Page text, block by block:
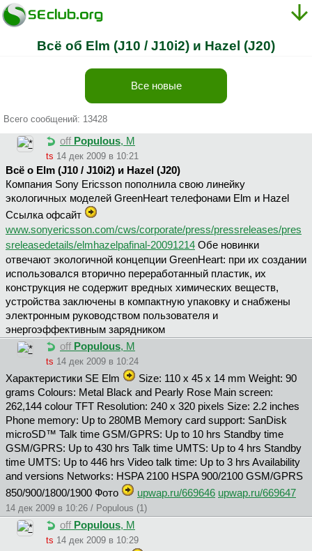
Всё об Elm (J10 / J10i2) и Hazel (J20)
Все новые
Всего сообщений: 13428
off Populous, М
ts 14 дек 2009 в 10:21
Всё о Elm (J10 / J10i2) и Hazel (J20)
Компания Sony Ericsson пополнила свою линейку
экологичных моделей GreenHeart телефонами Elm и Hazel
Ссылка офсайт
www.sonyericsson.com/cws/corporate/press/pressreleases/pres
sreleasedetails/elmhazelpafinal-20091214 Обе новинки
отвечают экологичной концепции GreenHeart: при их создании
использовался вторично переработанный пластик, их
конструкция не содержит вредных химических веществ,
устройства заключены в компактную упаковку и снабжены
электронным руководством пользователя и
энергоэффективным зарядником
off Populous, М
ts 14 дек 2009 в 10:24
Характеристики SE Elm
Size: 110 x 45 x 14 mm Weight: 90
grams Colours: Metal Black and Pearly Rose Main screen:
262,144 colour TFT Resolution: 240 x 320 pixels Size: 2.2 inches
Phone memory: Up to 280MB Memory card support: SanDisk
microSD™ Talk time GSM/GPRS: Up to 10 hrs Standby time
GSM/GPRS: Up to 430 hrs Talk time UMTS: Up to 4 hrs Standby
time UMTS: Up to 446 hrs Video talk time: Up to 3 hrs Availability
and versions Networks: HSPA 2100 HSPA 900/2100 GSM/GPRS
850/900/1800/1900 Фото
upwap.ru/669646 upwap.ru/669647
14 дек 2009 в 10:26 / Populous (1)
off Populous, М
ts 14 дек 2009 в 10:29